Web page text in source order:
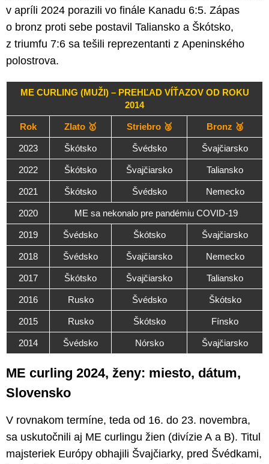
v apríli 2024 porazili vo finále Kanadu 6:5. Zápas
o bronz proti sebe postavil Taliansko a Škótsko,
z triumfu 7:6 sa tešili reprezentanti z Apeninského
polostrova.
ME CURLING (MUŽI) – PREHĽAD VÍŤAZOV OD ROKU
2014
Rok Zlato 🥇 Striebro 🥈 Bronz 🥉
2023 Škótsko Švédsko Švajčiarsko
2022 Škótsko Švajčiarsko Taliansko
2021 Škótsko Švédsko Nemecko
2020 ME sa nekonalo pre pandémiu COVID-19
2019 Švédsko Škótsko Švajčiarsko
2018 Švédsko Švajčiarsko Nemecko
2017 Škótsko Švajčiarsko Taliansko
2016 Rusko Švédsko Škótsko
2015 Rusko Škótsko Fínsko
2014 Švédsko Nórsko Švajčiarsko
ME curling 2024, ženy: miesto, dátum,
Slovensko
V rovnakom termíne, teda od 16. do 23. novembra,
sa uskutočnili aj ME curlingu žien (divízie A a B). Titul
majsteriek Európy obhajili Švajčiarky, pred Švédkami,